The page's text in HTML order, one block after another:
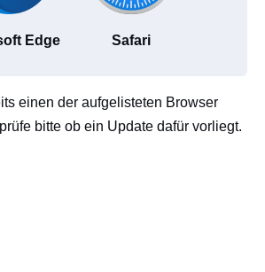
Edge Safari
einen der aufgelisteten Browser
bitte ob ein Update dafür vorliegt.